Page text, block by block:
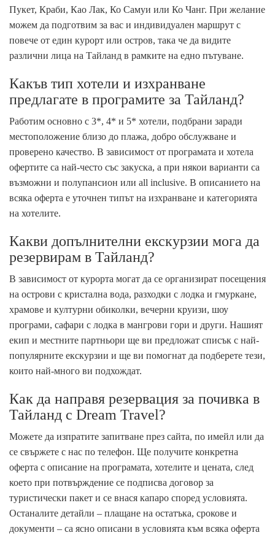
Пукет, Краби, Као Лак, Ко Самуи или Ко Чанг. При желание
можем да подготвим за вас и индивидуален маршрут с
повече от един курорт или остров, така че да видите
различни лица на Тайланд в рамките на едно пътуване.
Какъв тип хотели и изхранване
предлагате в програмите за Тайланд?
Работим основно с 3*, 4* и 5* хотели, подбрани заради
местоположение близо до плажа, добро обслужване и
проверено качество. В зависимост от програмата и хотела
офертите са най-често със закуска, а при някои варианти са
възможни и полупансион или all inclusive. В описанието на
всяка оферта е уточнен типът на изхранване и категорията
на хотелите.
Какви допълнителни екскурзии мога да
резервирам в Тайланд?
В зависимост от курорта могат да се организират посещения
на острови с кристална вода, разходки с лодка и гмуркане,
храмове и културни обиколки, вечерни круизи, шоу
програми, сафари с лодка в мангрови гори и други. Нашият
екип и местните партньори ще ви предложат списък с най-
популярните екскурзии и ще ви помогнат да подберете тези,
които най-много ви подхождат.
Как да направя резервация за почивка в
Тайланд с Dream Travel?
Можете да изпратите запитване през сайта, по имейл или да
се свържете с нас по телефон. Ще получите конкретна
оферта с описание на програмата, хотелите и цената, след
което при потвърждение се подписва договор за
туристически пакет и се внася капаро според условията.
Останалите детайли – плащане на остатъка, срокове и
документи – са ясно описани в условията към всяка оферта